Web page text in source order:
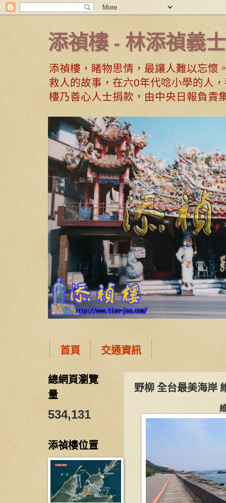
添禎樓 - 林添禎義士
添禎樓，睹物思情，最讓人難以忘懷
救人的故事，在六0年代唸小學的人
樓乃善心人士捐款，由中央日報負責
首頁 交通資訊
野柳 全台最美海岸
總網頁瀏覽
量
534,131
添禎樓位置